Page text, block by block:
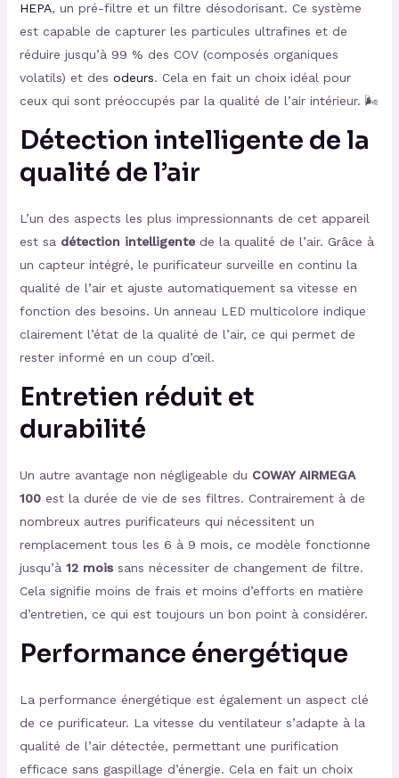
HEPA, un pré-filtre et un filtre désodorisant. Ce système
est capable de capturer les particules ultrafines et de
réduire jusqu’à 99 % des COV (composés organiques
volatils) et des odeurs. Cela en fait un choix idéal pour
ceux qui sont préoccupés par la qualité de l’air intérieur. 🌬️
Détection intelligente de la
qualité de l’air
L’un des aspects les plus impressionnants de cet appareil
est sa détection intelligentede la qualité de l’air. Grâce à
un capteur intégré, le purificateur surveille en continu la
qualité de l’air et ajuste automatiquement sa vitesse en
fonction des besoins. Un anneau LED multicolore indique
clairement l’état de la qualité de l’air, ce qui permet de
rester informé en un coup d’œil.
Entretien réduit et
durabilité
Un autre avantage non négligeable du COWAY AIRMEGA
100est la durée de vie de ses filtres. Contrairement à de
nombreux autres purificateurs qui nécessitent un
remplacement tous les 6 à 9 mois, ce modèle fonctionne
jusqu’à 12 moissans nécessiter de changement de filtre.
Cela signifie moins de frais et moins d’efforts en matière
d’entretien, ce qui est toujours un bon point à considérer.
Performance énergétique
La performance énergétique est également un aspect clé
de ce purificateur. La vitesse du ventilateur s’adapte à la
qualité de l’air détectée, permettant une purification
efficace sans gaspillage d’énergie. Cela en fait un choix